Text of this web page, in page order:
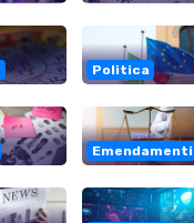
Politica
Emendamenti